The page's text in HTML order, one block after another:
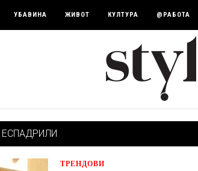
УБАВИНА ЖИВОТ КУЛТУРА @РАБОТА
ЕСПАДРИЛИ
ТРЕНДОВИ